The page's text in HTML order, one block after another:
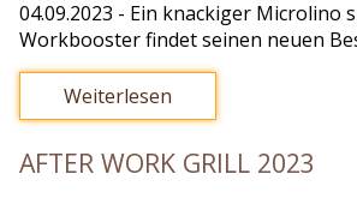
04.09.2023 - Ein knackiger Microlino
Workbooster findet seinen neuen
Weiterlesen
AFTER WORK GRILL 2023